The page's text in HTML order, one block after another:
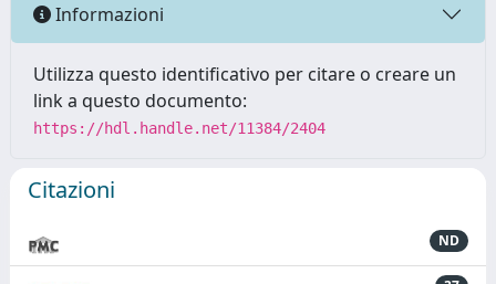
Informazioni
Utilizza questo identificativo per citare o creare un
link a questo documento:
https://hdl.handle.net/11384/2404
Citazioni
ND